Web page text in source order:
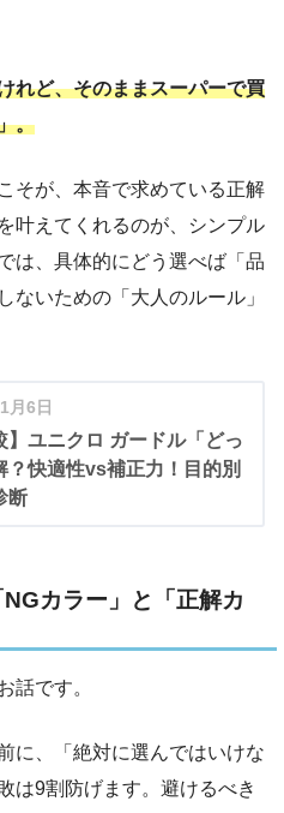
れど、そのままスーパーで買
。
そが、本音で求めている正解
叶えてくれるのが、シンプル
は、具体的にどう選べば「品
ないための「大人のルール」
月6日
】ユニクロ ガードル「どっ
？快適性vs補正力！目的別
断
カラー」と「正解カ
話です。
に、「絶対に選んではいけな
は9割防げます。避けるべき